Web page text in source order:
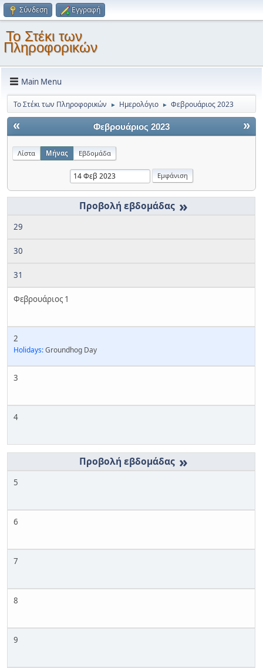
Σύνδεση Εγγραφή
Το Στέκι των
Πληροφορικών
Main Menu
Το Στέκι των Πληροφορικών ► Ημερολόγιο ► Φεβρουάριος 2023
« »
Φεβρουάριος 2023
Λίστα Μήνας Εβδομάδα
»
29
30
31
Φεβρουάριος 1
2
Holidays:Groundhog Day
3
4
»
5
6
7
8
9